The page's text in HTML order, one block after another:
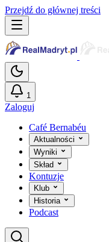
Przejdź do głównej treści
1
Zaloguj
Café Bernabéu
Aktualności
Wyniki
Skład
Kontuzje
Klub
Historia
Podcast